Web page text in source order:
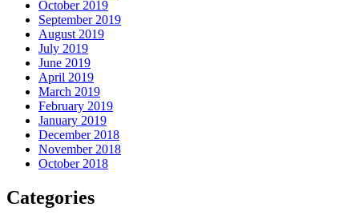
October 2019
September 2019
August 2019
July 2019
June 2019
April 2019
March 2019
February 2019
January 2019
December 2018
November 2018
October 2018
Categories